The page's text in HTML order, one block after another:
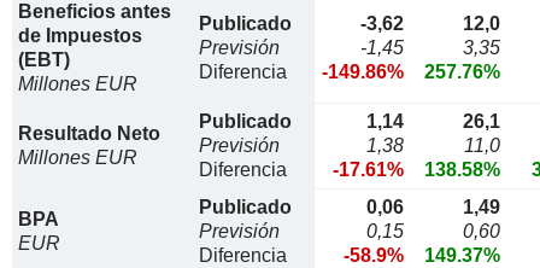
Beneficios antes
de Impuestos
(EBT)
Millones EUR
Publicado
Previsión
Diferencia
-3,62
-1,45
-149.86%
12,0
3,35
257.76%
Resultado Neto
Millones EUR
Publicado
Previsión
Diferencia
1,14
1,38
-17.61%
26,1
11,0
138.58%
BPA
EUR
Publicado
Previsión
Diferencia
0,06
0,15
-58.9%
1,49
0,60
149.37%